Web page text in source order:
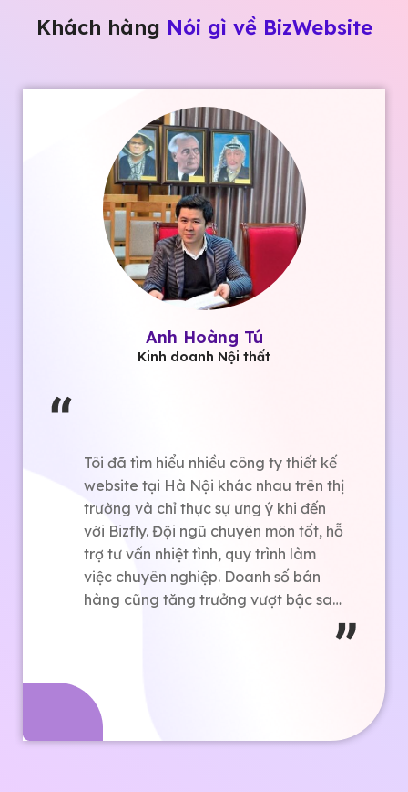
Khách hàng Nói gì về BizWebsite
Anh Hoàng Tú
Kinh doanh Nội thất
Tôi đã tìm hiểu nhiều công ty thiết kế
website tại Hà Nội khác nhau trên thị
trường và chỉ thực sự ưng ý khi đến
với Bizfly. Đội ngũ chuyên môn tốt, hỗ
trợ tư vấn nhiệt tình, quy trình làm
việc chuyên nghiệp. Doanh số bán
hàng cũng tăng trưởng vượt bậc sau